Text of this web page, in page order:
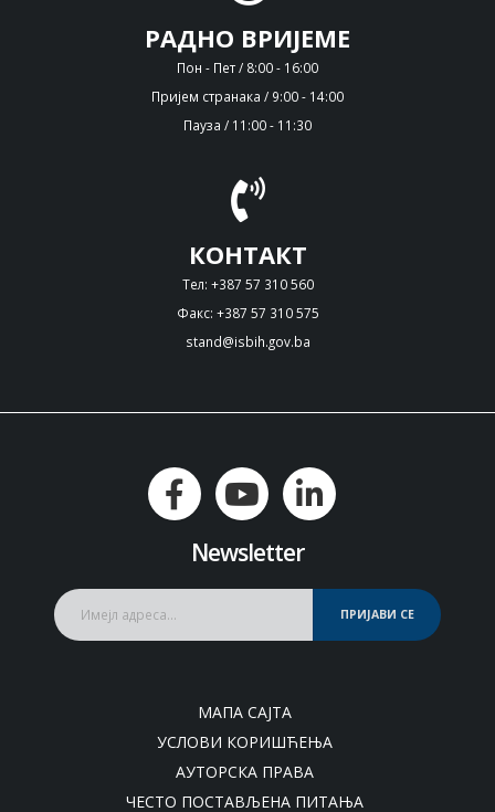
РАДНО ВРИЈЕМЕ
Пон - Пет / 8:00 - 16:00
Пријем странака / 9:00 - 14:00
Пауза / 11:00 - 11:30
КОНТАКТ
Тел: +387 57 310 560
Факс: +387 57 310 575
stand@isbih.gov.ba
Newsletter
ПРИЈАВИ СЕ
МАПА САЈТА
УСЛОВИ КОРИШЋЕЊА
АУТОРСКА ПРАВА
ЧЕСТО ПОСТАВЉЕНА ПИТАЊА